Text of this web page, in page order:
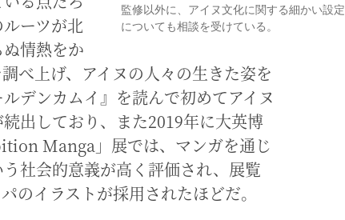
監修以外に、アイヌ文化に関する細かい設定
についても相談を受けている。
ーツが北
情熱をか
べ上げ、アイヌの人々の生きた姿を
デンカムイ』を読んで初めてアイヌ
出しており、また2019年に大英博
Manga」展では、マンガを通じ
社会的意義が高く評価され、展覧
のイラストが採用されたほどだ。